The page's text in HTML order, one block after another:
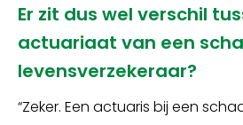
Er zit dus wel verschil
actuariaat van een
levensverzekeraar?
“Zeker. Een actuaris bij een